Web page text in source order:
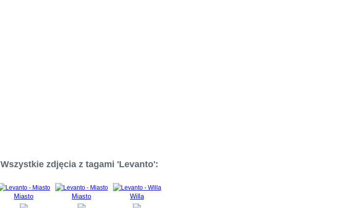
Wszystkie zdjęcia z tagami 'Levanto':
Miasto Miasto Willa